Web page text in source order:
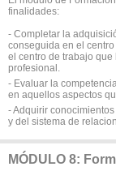
finalidades:
- Completar la
conseguida en el
el centro de trabajo
profesional.
- Evaluar la
en aquellos aspectos
- Adquirir
y del sistema de
MÓDULO 8: